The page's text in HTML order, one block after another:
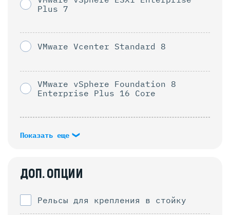
Plus 7
VMware Vcenter Standard 8
VMware vSphere Foundation 8
Enterprise Plus 16 Core
Показать еще
ДОП. ОПЦИИ
Рельсы для крепления в стойку